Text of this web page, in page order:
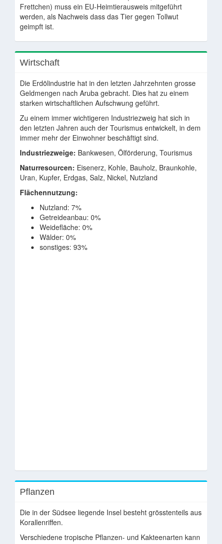
Frettchen) muss ein EU-Heimtierausweis mitgeführt
werden, als Nachweis dass das Tier gegen Tollwut
geimpft ist.
Wirtschaft
Die Erdölindustrie hat in den letzten Jahrzehnten grosse
Geldmengen nach Aruba gebracht. Dies hat zu einem
starken wirtschaftlichen Aufschwung geführt.
Zu einem immer wichtigeren Industriezweig hat sich in
den letzten Jahren auch der Tourismus entwickelt, in dem
immer mehr der Einwohner beschäftigt sind.
Industriezweige: Bankwesen, Ölförderung, Tourismus
Naturresourcen: Eisenerz, Kohle, Bauholz, Braunkohle,
Uran, Kupfer, Erdgas, Salz, Nickel, Nutzland
Flächennutzung:
Nutzland: 7%
Getreideanbau: 0%
Weidefläche: 0%
Wälder: 0%
sonstiges: 93%
Pflanzen
Die in der Südsee liegende Insel besteht grösstenteils aus
Korallenriffen.
Verschiedene tropische Pflanzen- und Kakteenarten kann